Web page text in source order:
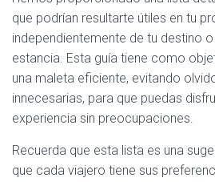
que podrían resultarte útiles en tu
independientemente de tu destino
estancia. Esta guía tiene como
una maleta eficiente, evitando
innecesarias, para que puedas
experiencia sin preocupaciones.
Recuerda que esta lista es una
que cada viajero tiene sus